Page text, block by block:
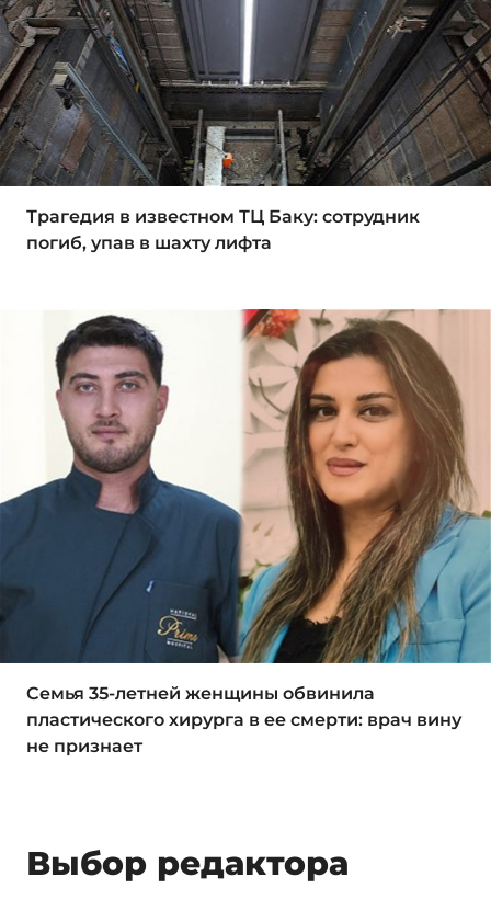
Трагедия в известном ТЦ Баку: сотрудник
погиб, упав в шахту лифта
Семья 35-летней женщины обвинила
пластического хирурга в ее смерти: врач вину
не признает
Выбор редактора